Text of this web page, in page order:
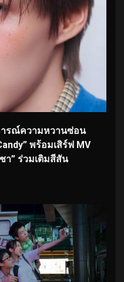
ารณ์ความหวานซ่อน
พร้อมเสิร์ฟ MV
า” ร่วมเติมสีสัน